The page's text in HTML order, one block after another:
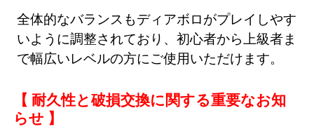
全体的なバランスもディアボロがプレイしやす
いように調整されており、初心者から上級者ま
で幅広いレベルの方にご使用いただけます。
【 耐久性と破損交換に関する重要なお知
らせ 】